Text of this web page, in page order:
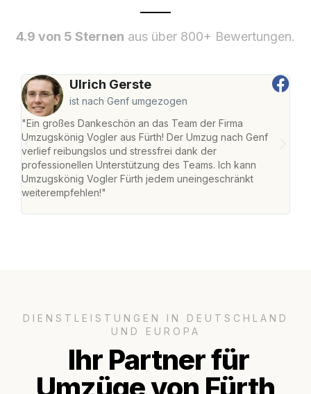
4.9 von 5 Sternen aus über 800+ Bewertungen.
Ulrich Gerste
ist nach Genf umgezogen
"Ein großes Dankeschön an das Team der Firma
Umzugskönig Vogler aus Fürth! Der Umzug nach Genf
verlief reibungslos und stressfrei dank der
professionellen Unterstützung des Teams. Ich kann
Umzugskönig Vogler Fürth jedem uneingeschränkt
weiterempfehlen!"
DIENSTLEISTUNGEN IN DEUTSCHLAND
UND EUROPA
Ihr Partner für